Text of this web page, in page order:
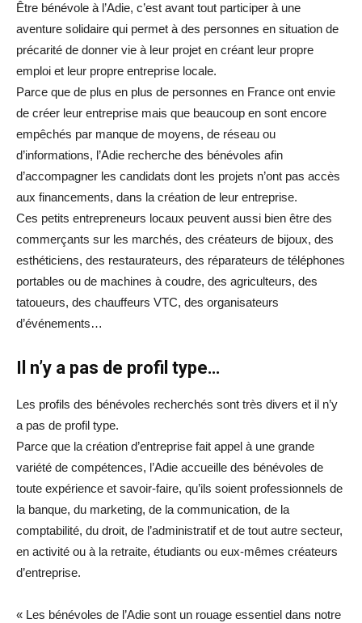
Être bénévole à l’Adie, c’est avant tout participer à une
aventure solidaire qui permet à des personnes en situation de
précarité de donner vie à leur projet en créant leur propre
emploi et leur propre entreprise locale.
Parce que de plus en plus de personnes en France ont envie
de créer leur entreprise mais que beaucoup en sont encore
empêchés par manque de moyens, de réseau ou
d’informations, l’Adie recherche des bénévoles afin
d’accompagner les candidats dont les projets n’ont pas accès
aux financements, dans la création de leur entreprise.
Ces petits entrepreneurs locaux peuvent aussi bien être des
commerçants sur les marchés, des créateurs de bijoux, des
esthéticiens, des restaurateurs, des réparateurs de téléphones
portables ou de machines à coudre, des agriculteurs, des
tatoueurs, des chauffeurs VTC, des organisateurs
d’événements…
Il n’y a pas de profil type…
Les profils des bénévoles recherchés sont très divers et il n’y
a pas de profil type.
Parce que la création d’entreprise fait appel à une grande
variété de compétences, l’Adie accueille des bénévoles de
toute expérience et savoir-faire, qu’ils soient professionnels de
la banque, du marketing, de la communication, de la
comptabilité, du droit, de l’administratif et de tout autre secteur,
en activité ou à la retraite, étudiants ou eux-mêmes créateurs
d’entreprise.
« Les bénévoles de l’Adie sont un rouage essentiel dans notre